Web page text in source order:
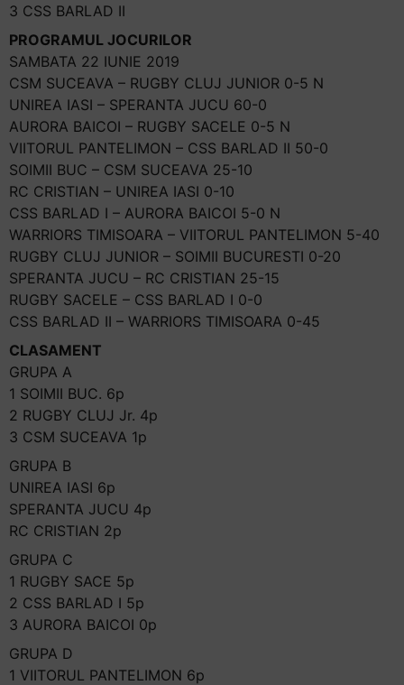
3 CSS BARLAD II
PROGRAMUL JOCURILOR
SAMBATA 22 IUNIE 2019
CSM SUCEAVA – RUGBY CLUJ JUNIOR 0-5 N
UNIREA IASI – SPERANTA JUCU 60-0
AURORA BAICOI – RUGBY SACELE 0-5 N
VIITORUL PANTELIMON – CSS BARLAD II 50-0
SOIMII BUC – CSM SUCEAVA 25-10
RC CRISTIAN – UNIREA IASI 0-10
CSS BARLAD I – AURORA BAICOI 5-0 N
WARRIORS TIMISOARA – VIITORUL PANTELIMON 5-40
RUGBY CLUJ JUNIOR – SOIMII BUCURESTI 0-20
SPERANTA JUCU – RC CRISTIAN 25-15
RUGBY SACELE – CSS BARLAD I 0-0
CSS BARLAD II – WARRIORS TIMISOARA 0-45
CLASAMENT
GRUPA A
1 SOIMII BUC. 6p
2 RUGBY CLUJ Jr. 4p
3 CSM SUCEAVA 1p
GRUPA B
UNIREA IASI 6p
SPERANTA JUCU 4p
RC CRISTIAN 2p
GRUPA C
1 RUGBY SACE 5p
2 CSS BARLAD I 5p
3 AURORA BAICOI 0p
GRUPA D
1 VIITORUL PANTELIMON 6p